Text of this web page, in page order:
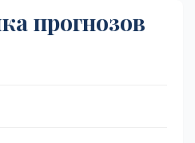
прогнозов